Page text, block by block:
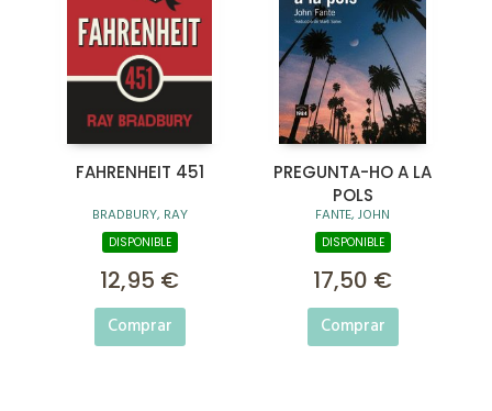
FAHRENHEIT 451
BRADBURY, RAY
DISPONIBLE
12,95 €
Comprar
PREGUNTA-HO A LA
POLS
FANTE, JOHN
DISPONIBLE
17,50 €
Comprar